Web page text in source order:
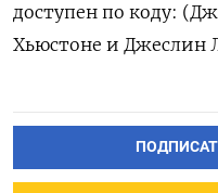
доступен по коду:
Хьюстоне и Джеслин